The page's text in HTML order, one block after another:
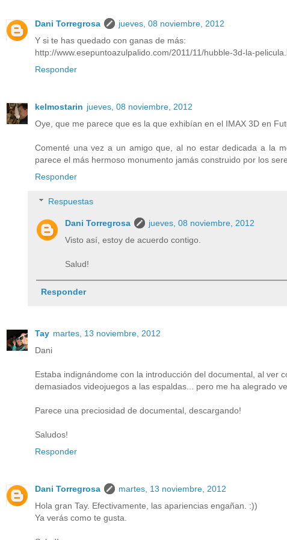
Dani Torregrosa
jueves, 08 noviembre, 2012
Y si te has quedado con ganas de más:
http://www.esepuntoazulpalido.com/2011/11/hubble-3d-la-
Responder
kelmostarin jueves, 08 noviembre, 2012
Oye, que me parece que es la que exhibían en el IMAX 3D en
Comenté una vez a un amigo que, al no estar dedicada a la
parece el más hermoso monumento jamás construido por los
Responder
Respuestas
Dani Torregrosa
jueves, 08 noviembre, 2012
Visto así, estoy de acuerdo contigo.
Salud!
Responder
Tay martes, 13 noviembre, 2012
Dani
Estaba indignándome con la introducción del documental, al
demasiados videojuegos a las espaldas... pero me ha alegrado
Parece una preciosidad de documental, descargando!
Saludos!
Responder
Dani Torregrosa
martes, 13 noviembre, 2012
Hola gran Tay. Efectivamente, las apariencias engañan. :))
Ya verás como te gusta.